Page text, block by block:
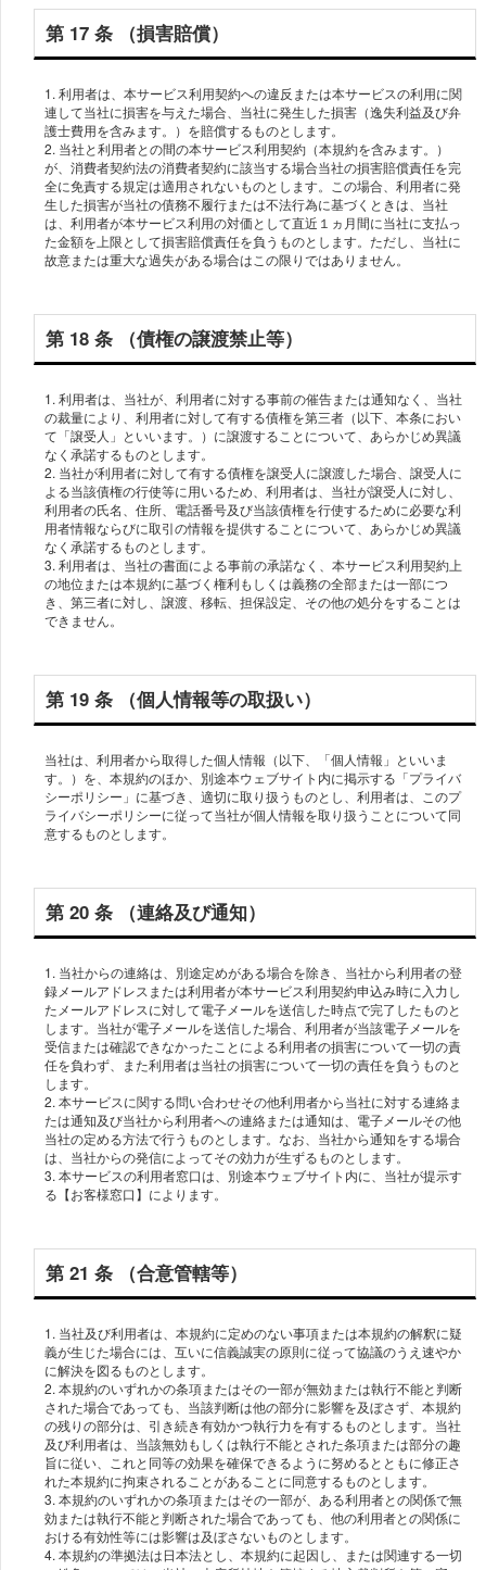
第 17 条 （損害賠償）
1. 利⽤者は、本サービス利⽤契約への違反または本サービスの利⽤に関
連して当社に損害を与えた場合、当社に発⽣した損害（逸失利益及び弁
護⼠費⽤を含みます。）を賠償するものとします。
2. 当社と利⽤者との間の本サービス利⽤契約（本規約を含みます。）
が、消費者契約法の消費者契約に該当する場合当社の損害賠償責任を完
全に免責する規定は適⽤されないものとします。この場合、利⽤者に発
⽣した損害が当社の債務不履⾏または不法⾏為に基づくときは、当社
は、利⽤者が本サービス利⽤の対価として直近１ヵ⽉間に当社に⽀払っ
た⾦額を上限として損害賠償責任を負うものとします。ただし、当社に
第 18 条 （債権の譲渡禁⽌等）
1. 利⽤者は、当社が、利⽤者に対する事前の催告または通知なく、当社
の裁量により、利⽤者に対して有する債権を第三者（以下、本条におい
て「譲受⼈」といいます。）に譲渡することについて、あらかじめ異議
なく承諾するものとします。
2. 当社が利⽤者に対して有する債権を譲受⼈に譲渡した場合、譲受⼈に
よる当該債権の⾏使等に⽤いるため、利⽤者は、当社が譲受⼈に対し、
利⽤者の⽒名、住所、電話番号及び当該債権を⾏使するために必要な利
⽤者情報ならびに取引の情報を提供することについて、あらかじめ異議
なく承諾するものとします。
3. 利⽤者は、当社の書⾯による事前の承諾なく、本サービス利⽤契約上
の地位または本規約に基づく権利もしくは義務の全部または⼀部につ
き、第三者に対し、譲渡、移転、担保設定、その他の処分をすることは
第 19 条 （個⼈情報等の取扱い）
当社は、利⽤者から取得した個⼈情報（以下、「個⼈情報」といいま
す。）を、本規約のほか、別途本ウェブサイト内に掲⽰する「プライバ
シーポリシー」に基づき、適切に取り扱うものとし、利⽤者は、このプ
ライバシーポリシーに従って当社が個⼈情報を取り扱うことについて同
第 20 条 （連絡及び通知）
1. 当社からの連絡は、別途定めがある場合を除き、当社から利⽤者の登
録メールアドレスまたは利⽤者が本サービス利⽤契約申込み時に⼊⼒し
たメールアドレスに対して電⼦メールを送信した時点で完了したものと
します。当社が電⼦メールを送信した場合、利⽤者が当該電⼦メールを
受信または確認できなかったことによる利⽤者の損害について⼀切の責
任を負わず、また利⽤者は当社の損害について⼀切の責任を負うものと
します。
2. 本サービスに関する問い合わせその他利⽤者から当社に対する連絡ま
たは通知及び当社から利⽤者への連絡または通知は、電⼦メールその他
当社の定める⽅法で⾏うものとします。なお、当社から通知をする場合
は、当社からの発信によってその効⼒が⽣ずるものとします。
3. 本サービスの利⽤者窓⼝は、別途本ウェブサイト内に、当社が提⽰す
第 21 条 （合意管轄等）
1. 当社及び利⽤者は、本規約に定めのない事項または本規約の解釈に疑
義が⽣じた場合には、互いに信義誠実の原則に従って協議のうえ速やか
に解決を図るものとします。
2. 本規約のいずれかの条項またはその⼀部が無効または執⾏不能と判断
された場合であっても、当該判断は他の部分に影響を及ぼさず、本規約
の残りの部分は、引き続き有効かつ執⾏⼒を有するものとします。当社
及び利⽤者は、当該無効もしくは執⾏不能とされた条項または部分の趣
旨に従い、これと同等の効果を確保できるように努めるとともに修正さ
れた本規約に拘束されることがあることに同意するものとします。
3. 本規約のいずれかの条項またはその⼀部が、ある利⽤者との関係で無
効または執⾏不能と判断された場合であっても、他の利⽤者との関係に
おける有効性等には影響は及ぼさないものとします。
4. 本規約の準拠法は⽇本法とし、本規約に起因し、または関連する⼀切